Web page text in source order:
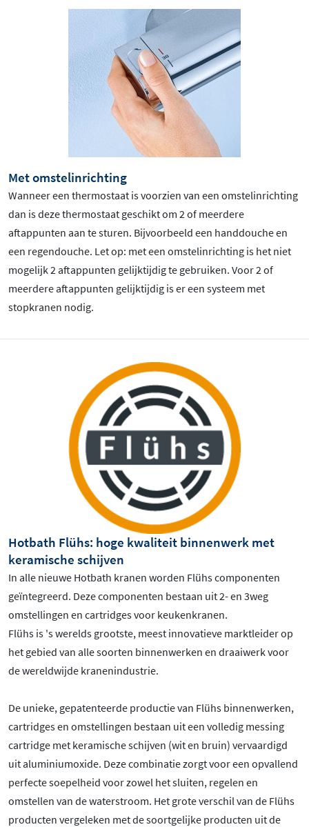
Met omstelinrichting
Wanneer een thermostaat is voorzien van een omstelinrichting
dan is deze thermostaat geschikt om 2 of meerdere
aftappunten aan te sturen. Bijvoorbeeld een handdouche en
een regendouche. Let op: met een omstelinrichting is het niet
mogelijk 2 aftappunten gelijktijdig te gebruiken. Voor 2 of
meerdere aftappunten gelijktijdig is er een systeem met
stopkranen nodig.
Hotbath Flühs: hoge kwaliteit binnenwerk met
keramische schijven
In alle nieuwe Hotbath kranen worden Flühs componenten
geïntegreerd. Deze componenten bestaan uit 2- en 3weg
omstellingen en cartridges voor keukenkranen.
Flühs is 's werelds grootste, meest innovatieve marktleider op
het gebied van alle soorten binnenwerken en draaiwerk voor
de wereldwijde kranenindustrie.
De unieke, gepatenteerde productie van Flühs binnenwerken,
cartridges en omstellingen bestaan uit een volledig messing
cartridge met keramische schijven (wit en bruin) vervaardigd
uit aluminiumoxide. Deze combinatie zorgt voor een opvallend
perfecte soepelheid voor zowel het sluiten, regelen en
omstellen van de waterstroom. Het grote verschil van de Flühs
producten vergeleken met de soortgelijke producten uit de